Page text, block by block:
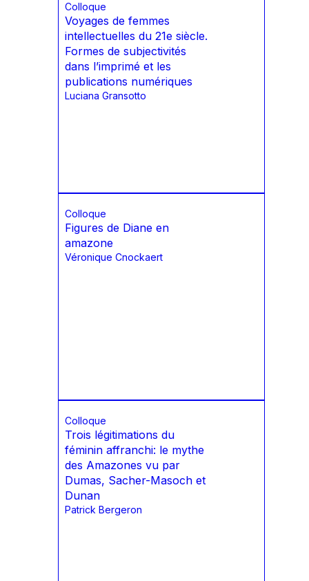
Colloque
Voyages de femmes
intellectuelles du 21e siècle.
Formes de subjectivités
dans l’imprimé et les
publications numériques
Luciana Gransotto
Colloque
Figures de Diane en
amazone
Véronique Cnockaert
Colloque
Trois légitimations du
féminin affranchi: le mythe
des Amazones vu par
Dumas, Sacher-Masoch et
Dunan
Patrick Bergeron